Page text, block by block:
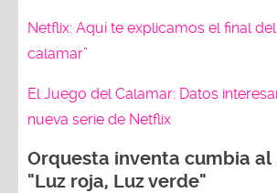
Netflix: Aquí te explicamos el final
calamar”
El Juego del Calamar: Datos
nueva serie de Netflix
Orquesta inventa cumbia
"Luz roja, Luz verde"